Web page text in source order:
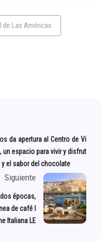
Las Américas
da apertura al Centro de Vi
un espacio para vivir y disfrut
el sabor del chocolate
Siguiente
épocas,
de café I
Italiana LE